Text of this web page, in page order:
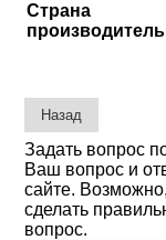
Страна
Задать вопрос
Ваш вопрос и
сайте.
сделать
вопрос.